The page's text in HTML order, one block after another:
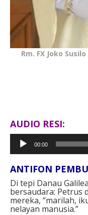
Rm. FX Joko
AUDIO RESI:
Pemutar
Audio
00:00
ANTIFON
Di tepi Danau
bersaudara: Petrus
mereka, “marilah,
nelayan manusia.”